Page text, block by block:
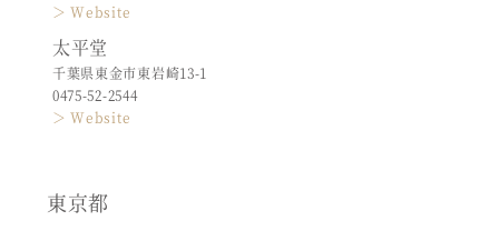
＞ Website
太平堂
千葉県東金市東岩崎13-1
0475-52-2544
＞ Website
東京都